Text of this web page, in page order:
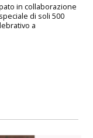
in collaborazione
di soli 500
a